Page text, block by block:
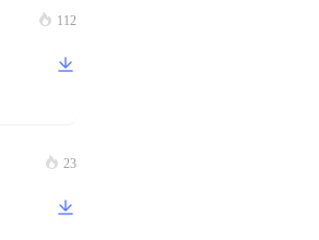
112
23